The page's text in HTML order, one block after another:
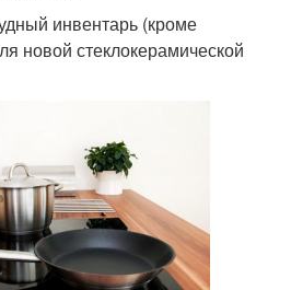
инвентарь (кроме
новой стеклокерамической